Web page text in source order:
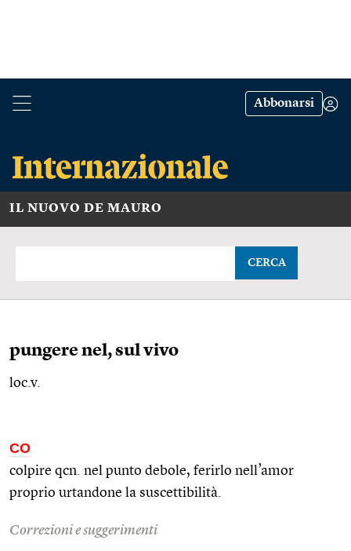
Abbonarsi
IL NUOVO DE MAURO
CERCA
pungere nel, sul vivo
loc.v.
CO
colpire qcn. nel punto debole, ferirlo nell’amor
proprio urtandone la suscettibilità.
Correzioni e suggerimenti